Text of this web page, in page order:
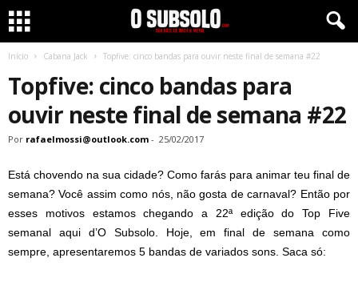
Início Cabana Jack Topfive: cinco bandas para ouvir neste final de semana #22
Topfive: cinco bandas para
ouvir neste final de semana #22
Por rafaelmossi@outlook.com - 25/02/2017
Está chovendo na sua cidade? Como farás para animar teu final de
semana? Você assim como nós, não gosta de carnaval? Então por
esses motivos estamos chegando a 22ª edição do Top Five
semanal aqui d’O Subsolo. Hoje, em final de semana como
sempre, apresentaremos 5 bandas de variados sons. Saca só: